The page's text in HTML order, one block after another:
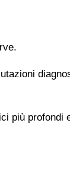
più profondi